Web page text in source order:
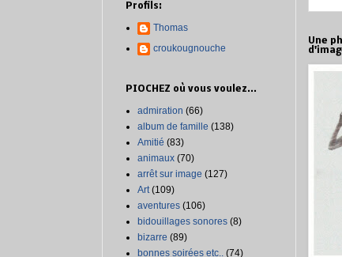
Profils:
Thomas
croukougnouche
PIOCHEZ où vous voulez...
admiration (66)
album de famille (138)
Amitié (83)
animaux (70)
arrêt sur image (127)
Art (109)
aventures (106)
bidouillages sonores (8)
bizarre (89)
bonnes soirées etc.. (74)
Une